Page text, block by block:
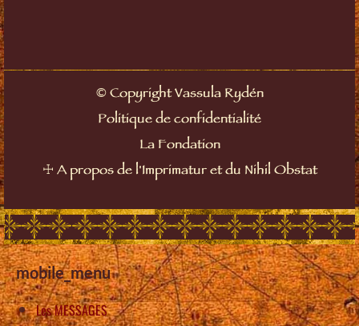
©Copyright Vassula Rydén
Politique de confidentialité
La Fondation
☩ A propos de l'Imprimatur et du Nihil Obstat
mobile_menu
Les MESSAGES